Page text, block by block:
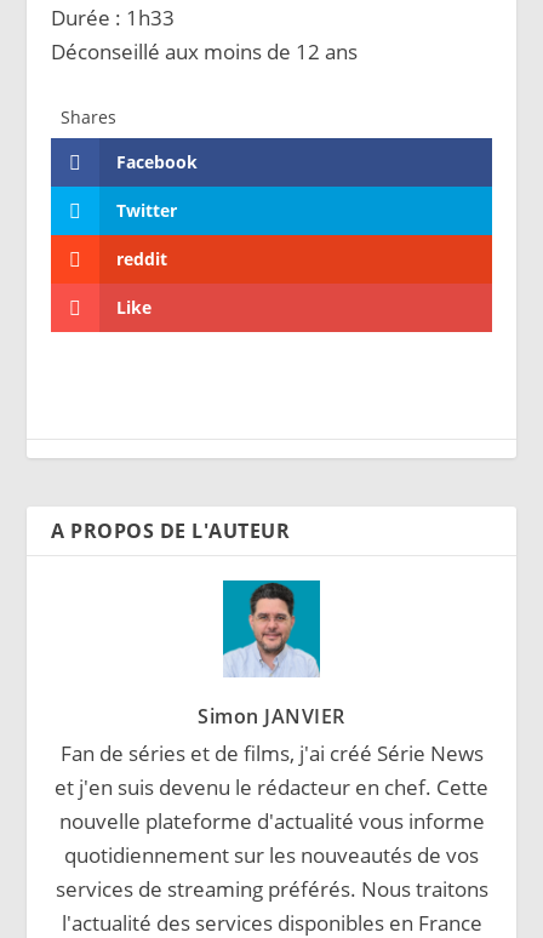
Durée : 1h33
Déconseillé aux moins de 12 ans
Shares
Facebook
Twitter
reddit
Like
A PROPOS DE L'AUTEUR
Simon JANVIER
Fan de séries et de films, j'ai créé Série News
et j'en suis devenu le rédacteur en chef. Cette
nouvelle plateforme d'actualité vous informe
quotidiennement sur les nouveautés de vos
services de streaming préférés. Nous traitons
l'actualité des services disponibles en France